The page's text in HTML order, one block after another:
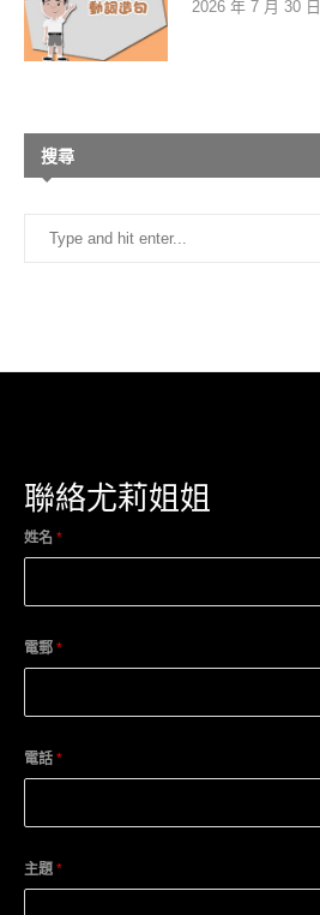
2026 年 7 月 30 日
搜尋
聯絡尤莉姐姐
姓名 *
電郵 *
電話 *
主題 *